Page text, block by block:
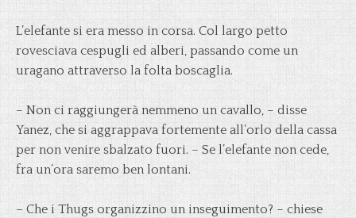
L’elefante si era messo in corsa. Col largo petto
rovesciava cespugli ed alberi, passando come un
uragano attraverso la folta boscaglia.
– Non ci raggiungerà nemmeno un cavallo, – disse
Yanez, che si aggrappava fortemente all’orlo della cassa
per non venire sbalzato fuori. – Se l’elefante non cede,
fra un’ora saremo ben lontani.
– Che i Thugs organizzino un inseguimento? – chiese